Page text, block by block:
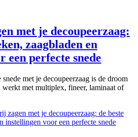
met je decoupeerzaag:
zaagbladen en
een perfecte snede
met je decoupeerzaag is de droom
met multiplex, fineer, laminaat of
zagen met je decoupeerzaag: de beste
instellingen voor een perfecte snede